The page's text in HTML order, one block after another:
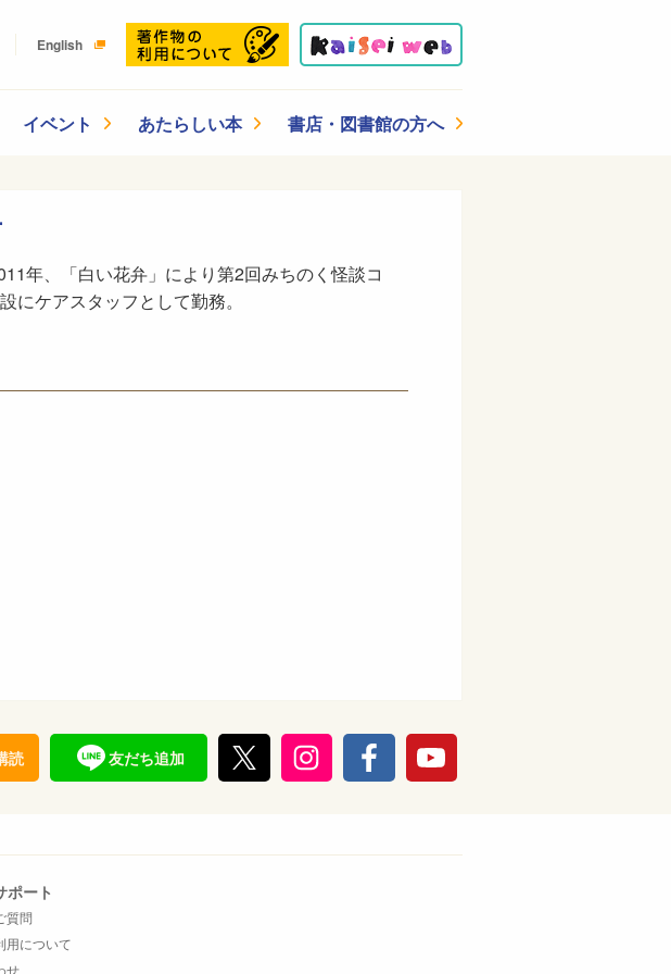
English
イベント あたらしい本 書店・図書館の方へ
年、「白い花弁」により第2回みちのく怪談コ
にケアスタッフとして勤務。
読 友だち追加
ポート
質問
用について
せ